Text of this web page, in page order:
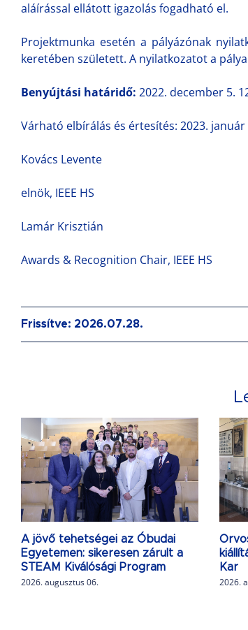
aláírással ellátott igazolás fogadható el.
Projektmunka esetén a pályázónak
keretében született. A nyilatkozatot a
Benyújtási határidő: 2022. december 5.
Várható elbírálás és értesítés: 2023. január
Kovács Levente
elnök, IEEE HS
Lamár Krisztián
Awards & Recognition Chair, IEEE HS
Frissítve: 2026.07.28.
A jövő tehetségei az Óbudai
Egyetemen: sikeresen zárult a
STEAM Kiválósági Program
2026. augusztus 06.
Kar
2026.